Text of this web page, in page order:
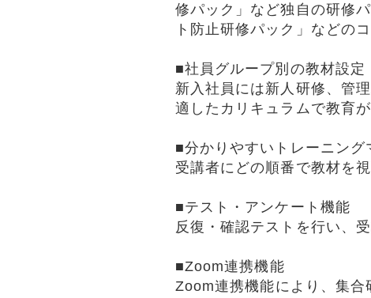
修パック」など独自の研修
ト防止研修パック」などの
■社員グループ別の教材設定
新入社員には新人研修、管
適したカリキュラムで教育が
■分かりやすいトレーニング
受講者にどの順番で教材を
■テスト・アンケート機能
反復・確認テストを行い、
■Zoom連携機能
Zoom連携機能により、集合